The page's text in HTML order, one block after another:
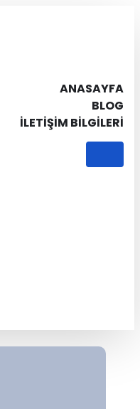
ANASAYFA
BLOG
İLETIŞIM BILGILERI